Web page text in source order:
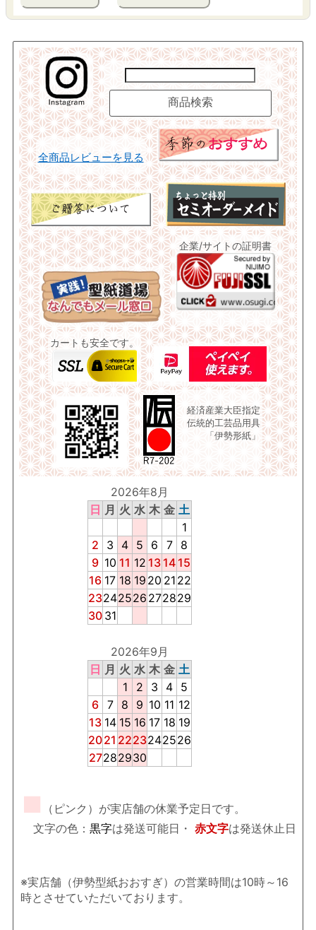
全商品レビューを見る
企業/サイトの証明書
カートも安全です。
経済産業大臣指定
伝統的工芸品用具
「伊勢形紙」
2026年8月
日 月 火 水 木 金 土
1
2
3 4 5 6 7
8
9 10 11 12 13 14 15
16 17 18 19 20 21 22
23242526 272829
30 31
2026年9月
日 月 火 水 木 金 土
1
2 3 4 5
6 7 8 9 10 11 12
13 14 15 16 17 18 19
2021 2223242526
27282930
■
（ピンク）が実店舗の休業予定日です。
文字の色： 黒字は発送可能日・ 赤文字は発送休止日
※実店舗（伊勢型紙おおすぎ）の営業時間は10時～16
時とさせていただいております。